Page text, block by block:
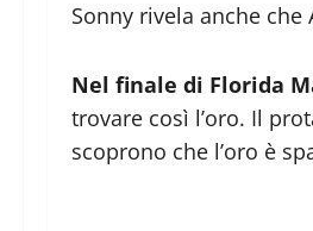
Sonny rivela anche che
Nel finale di Florida
trovare così l’oro. Il
scoprono che l’oro è